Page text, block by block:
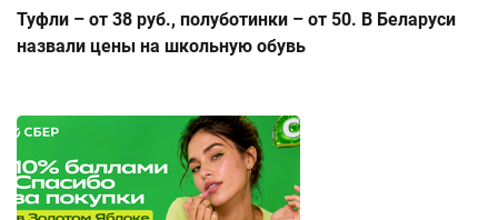
Туфли – от 38 руб., полуботинки – от 50. В Беларуси
назвали цены на школьную обувь